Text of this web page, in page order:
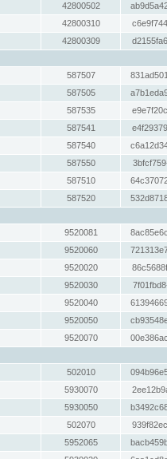
42800502
42800310
42800309
587507
587505
587535
587541
587540
587550
587510
587520
9520081
9520060
9520020
9520030
9520040
9520050
9520070
502010
5930070
5930050
502070
5952065